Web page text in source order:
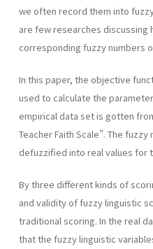
we often record them into
are few researches discussing
corresponding fuzzy numbers
In this paper, the objective
used to calculate the
empirical data set is gotten
Teacher Faith Scale". The
defuzzified into real values for
By three different kinds of
and validity of fuzzy linguistic
traditional scoring. In the real
that the fuzzy linguistic